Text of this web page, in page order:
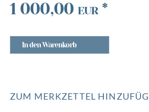
1 000,00 EUR *
In den Warenkorb
ZUM MERKZETTEL